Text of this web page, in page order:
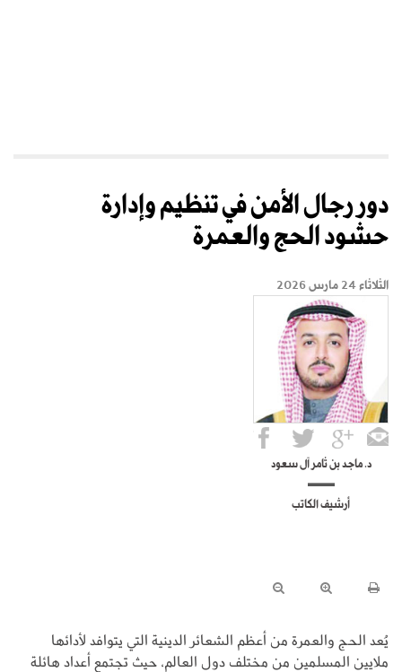
دور رجال الأمن في تنظيم وإدارة
حشود الحج والعمرة
الثلاثاء 24 مارس 2026
د. ماجد بن ثامر آل سعود
أرشيف الكاتب
يُعد الحج والعمرة من أعظم الشعائر الدينية التي يتوافد لأدائها
ملايين المسلمين من مختلف دول العالم، حيث تجتمع أعداد هائلة